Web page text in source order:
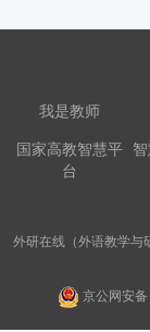
我是教师
国家高教智慧平
台
外研在线（外语教学
京公网安